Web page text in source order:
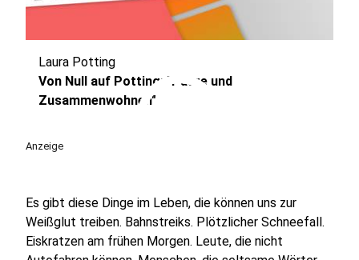
play_circle
Laura Potting
Von Null auf Potting: "Paare und
Zusammenwohnen"
Anzeige
Es gibt diese Dinge im Leben, die können uns zur
Weißglut treiben. Bahnstreiks. Plötzlicher Schneefall.
Eiskratzen am frühen Morgen. Leute, die nicht